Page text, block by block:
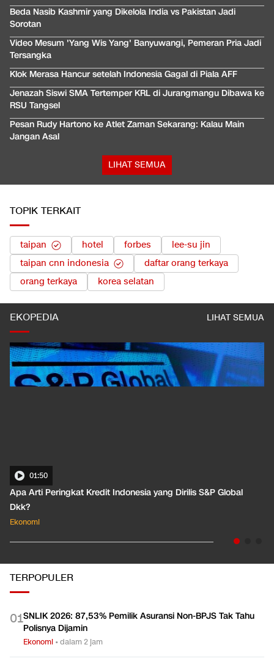
Beda Nasib Kashmir yang Dikelola India vs Pakistan Jadi
Sorotan
Video Mesum 'Yang Wis Yang' Banyuwangi, Pemeran Pria Jadi
Tersangka
Klok Merasa Hancur setelah Indonesia Gagal di Piala AFF
Jenazah Siswi SMA Tertemper KRL di Jurangmangu Dibawa ke
RSU Tangsel
Pesan Rudy Hartono ke Atlet Zaman Sekarang: Kalau Main
Jangan Asal
LIHAT SEMUA
TOPIK TERKAIT
taipan hotel forbes
lee-su jin
taipan cnn indonesia
daftar orang terkaya
orang terkaya
korea selatan
EKOPEDIA LIHAT SEMUA
01:50
Apa Arti Peringkat Kredit Indonesia yang Dirilis S&P Global
Dkk?
Ekonomi
TERPOPULER
01SNLIK 2026: 87,53% Pemilik Asuransi Non-BPJS Tak Tahu
Polisnya Dijamin
Ekonomi •dalam 2 jam